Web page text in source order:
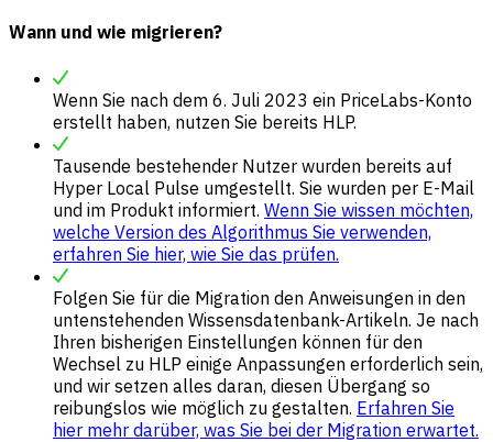
Wann und wie migrieren?
Wenn Sie nach dem 6. Juli 2023 ein PriceLabs-Konto
erstellt haben, nutzen Sie bereits HLP.
Tausende bestehender Nutzer wurden bereits auf
Hyper Local Pulse umgestellt. Sie wurden per E-Mail
und im Produkt informiert. Wenn Sie wissen möchten,
welche Version des Algorithmus Sie verwenden,
erfahren Sie hier, wie Sie das prüfen.
Folgen Sie für die Migration den Anweisungen in den
untenstehenden Wissensdatenbank-Artikeln. Je nach
Ihren bisherigen Einstellungen können für den
Wechsel zu HLP einige Anpassungen erforderlich sein,
und wir setzen alles daran, diesen Übergang so
reibungslos wie möglich zu gestalten. Erfahren Sie
hier mehr darüber, was Sie bei der Migration erwartet.